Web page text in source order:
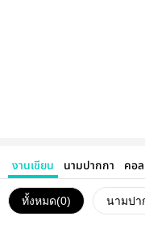
งานเขียน นามปากกา คอ
ทั้งหมด(0) นามปา